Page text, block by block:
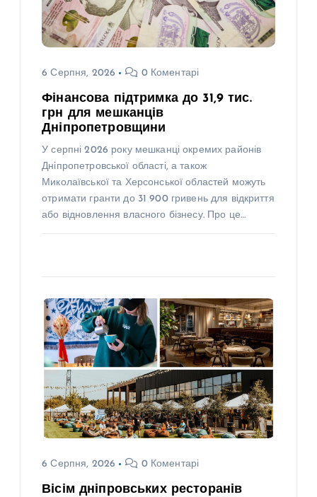
6 Серпня, 2026 0 Коментарі
Фінансова підтримка до 31,9 тис.
грн для мешканців
Дніпропетровщини
У серпні 2026 року мешканці окремих районів
Дніпропетровської області, а також
Миколаївської та Херсонської областей можуть
отримати гранти до 31 900 гривень для відкриття
або відновлення власного бізнесу. Про це…
6 Серпня, 2026 0 Коментарі
Вісім дніпровських ресторанів